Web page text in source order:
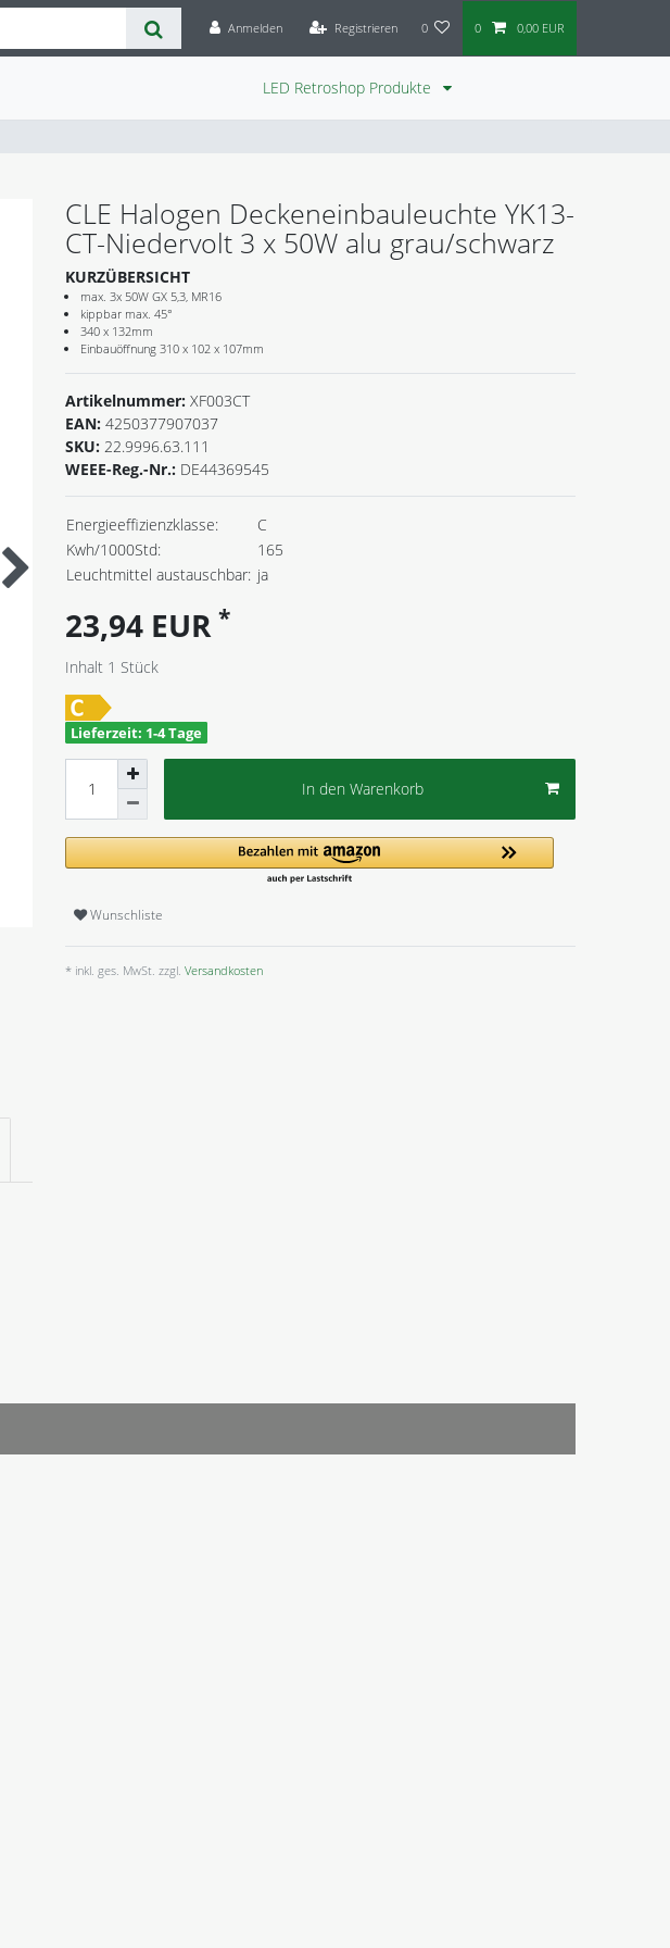
Anmelden Registrieren 0 0 0,00 EUR
LED Retroshop Produkte
CLE Halogen Deckeneinbauleuchte YK13-
CT-Niedervolt 3 x 50W alu grau/schwarz
KURZÜBERSICHT
max. 3x 50W GX 5,3, MR16
kippbar max. 45°
340 x 132mm
Einbauöffnung 310 x 102 x 107mm
Artikelnummer: XF003CT
EAN: 4250377907037
SKU: 22.9996.63.111
WEEE-Reg.-Nr.: DE44369545
Energieeffizienzklasse:
C
Kwh/1000Std:
165
Leuchtmittel austauschbar: ja
23,94 EUR *
Inhalt 1 Stück
Lieferzeit: 1-4 Tage
In den Warenkorb
Wunschliste
* inkl. ges. MwSt. zzgl. Versandkosten